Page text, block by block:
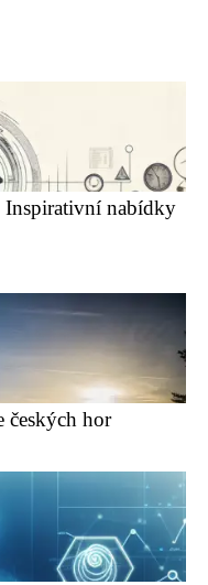
Inspirativní nabídky
českých hor